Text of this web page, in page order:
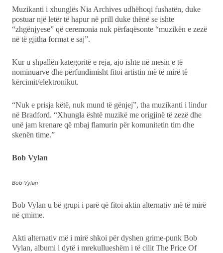
Muzikanti i xhunglës Nia Archives udhëhoqi fushatën, duke
postuar një letër të hapur në prill duke thënë se ishte
“zhgënjyese” që ceremonia nuk përfaqësonte “muzikën e zezë
në të gjitha format e saj”.
Kur u shpallën kategoritë e reja, ajo ishte në mesin e të
nominuarve dhe përfundimisht fitoi artistin më të mirë të
kërcimit/elektronikut.
“Nuk e prisja këtë, nuk mund të gënjej”, tha muzikanti i lindur
në Bradford. “Xhungla është muzikë me origjinë të zezë dhe
unë jam krenare që mbaj flamurin për komunitetin tim dhe
skenën time.”
Bob Vylan
Bob Vylan
Bob Vylan u bë grupi i parë që fitoi aktin alternativ më të mirë
në çmime.
Akti alternativ më i mirë shkoi për dyshen grime-punk Bob
Vylan, albumi i dytë i mrekullueshëm i të cilit The Price Of